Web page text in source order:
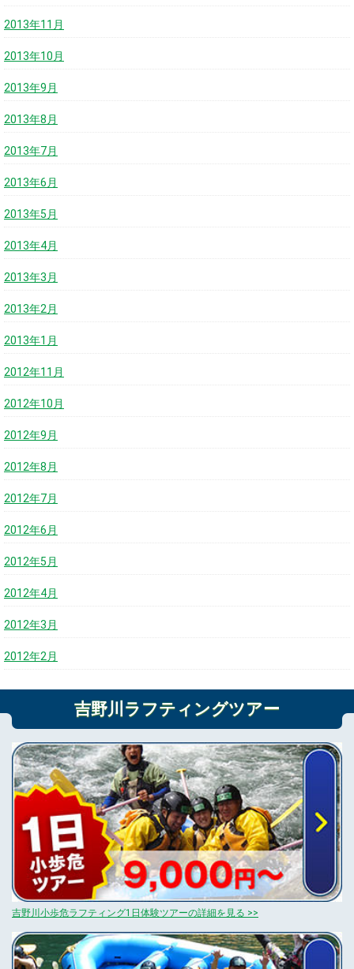
2013年11月
2013年10月
2013年9月
2013年8月
2013年7月
2013年6月
2013年5月
2013年4月
2013年3月
2013年2月
2013年1月
2012年11月
2012年10月
2012年9月
2012年8月
2012年7月
2012年6月
2012年5月
2012年4月
2012年3月
2012年2月
吉野川ラフティングツアー
吉野川小歩危ラフティング1日体験ツアーの詳細を見る >>